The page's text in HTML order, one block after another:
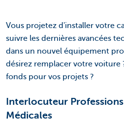
Vous projetez d'installer votre
suivre les dernières avancées
dans un nouvel équipement
désirez remplacer votre voiture
fonds pour vos projets ?
Interlocuteur
Médicales